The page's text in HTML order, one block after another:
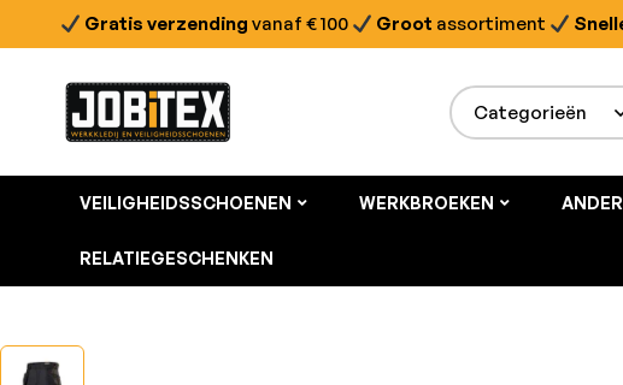
Gratis verzending vanaf € 100 Groot assortiment
VEILIGHEIDSSCHOENEN WERKBROEKEN
RELATIEGESCHENKEN